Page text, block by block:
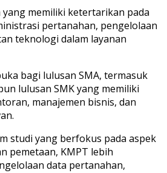
yang memiliki ketertarikan pada
pertanahan, pengelolaan
teknologi dalam layanan
bagi lulusan SMA, termasuk
lulusan SMK yang memiliki
manajemen bisnis, dan
studi yang berfokus pada aspek
pemetaan, KMPT lebih
data pertanahan,